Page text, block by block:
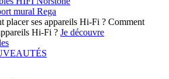
mural Rega
Comment
Hi-Fi ? Je découvre